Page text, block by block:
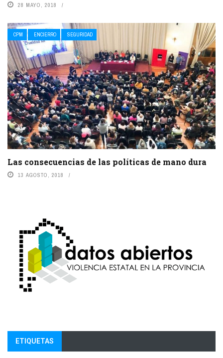
28 MAYO, 2018
CPM ENCIERRO SEGURIDAD
Las consecuencias de las políticas de mano dura
13 AGOSTO, 2018
ETIQUETAS